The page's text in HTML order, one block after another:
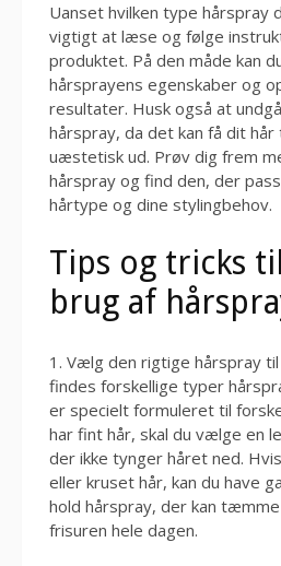
Uanset hvilken type hårspray
vigtigt at læse og følge
produktet. På den måde kan
hårsprayens egenskaber og
resultater. Husk også at
hårspray, da det kan få dit
uæstetisk ud. Prøv dig frem
hårspray og find den, der
hårtype og dine stylingbehov.
Tips og tricks
brug af
1. Vælg den rigtige hårspray
findes forskellige typer
er specielt formuleret til
har fint hår, skal du vælge en
der ikke tynger håret ned.
eller kruset hår, kan du have
hold hårspray, der kan
frisuren hele dagen.